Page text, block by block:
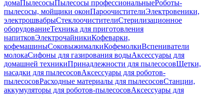
домаПылесосыПылесосы профессиональныеРоботы-
пылесосы, мойщики оконПароочистителиЭлектровеники,
электрошвабрыСтеклоочистителиСтерилизационное
оборудованиеТехника для приготовления
напитковЭлектрочайникиКофеварки,
кофемашиныСоковыжималкиКофемолкиВспениватели
молокаСифоны для газирования водыАксессуары для
домашней техникиПринадлежности для пылесосовЩетки,
насадки для пылесосовАксессуары для роботов-
пылесосовРасходные материалы для пылесосовСтанции,
аккумуляторы для роботов-пылесосовАксессуары для